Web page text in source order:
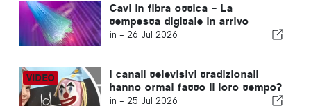
Cavi in fibra ottica – La
tempesta digitale in arrivo
in - 26 Jul 2026
I canali televisivi tradizionali
hanno ormai fatto il loro tempo?
in - 25 Jul 2026